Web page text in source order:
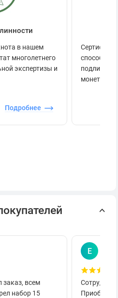
в нашем
многолетнего
экспертизы и
Подробнее
способов
монеты.
всем
набор 15
Е